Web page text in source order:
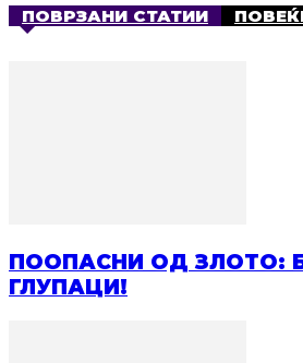
ПОВРЗАНИ СТАТИИ
ПООПАСНИ ОД ЗЛОТО:
ГЛУПАЦИ!